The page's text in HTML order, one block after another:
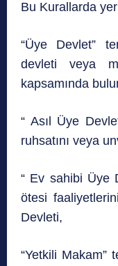
Bu Kurallarda
“Üye Devlet”
devleti veya
kapsamında
“ Asıl Üye
ruhsatını veya
“ Ev sahibi Üye
ötesi
Devleti,
“Yetkili Makam”